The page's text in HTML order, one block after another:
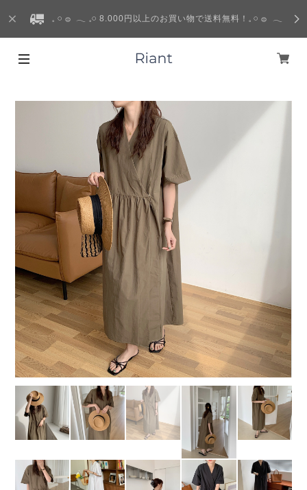
𓈒 𓏸 𓐍 𓂃 𓈒𓏸 8.000円以上のお買い物で送料無料！𓈒 𓏸 𓐍 𓂃